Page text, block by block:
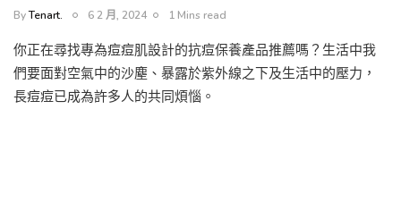
ByTenart. 6 2 月, 2024 1 Mins read
你正在尋找專為痘痘肌設計的抗痘保養產品推薦嗎？生活中我
們要面對空氣中的沙塵、暴露於紫外線之下及生活中的壓力，
長痘痘已成為許多人的共同煩惱。